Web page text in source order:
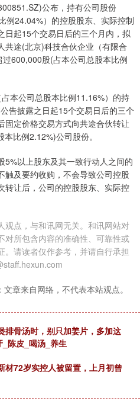
公布，持有公司股份
例24.04%）的控股股东、实际控制
日起15个交易日后的三个月内，拟
共途(北京)科技合伙企业（有限合
600,000股(占本公司总股本比例
本公司总股本比例11.16%）的持
告披露之日起15个交易日后的三个
固定价格交易方式向共途合伙转让
比例2.12%)公司股份。
5%以上股东及其一致行动人之间的
触及要约收购，不会导致公司控股
转让后，公司的控股股东、实际控
观点，与和讯网无关。和讯网站对
对所包含内容的准确性、可靠性或
。请读者仅作参考，并请自行承担
章来自网络，不代表本站观点。
排骨汤时，别只加姜片，多加这
陈皮_喝汤_养生
材72岁实控人被留置，上月初曾